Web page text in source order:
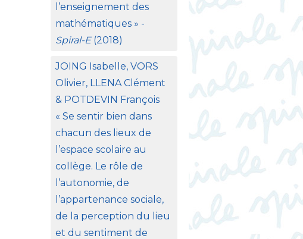
l’enseignement des
mathématiques » -
Spiral-E(2018)
JOING Isabelle,VORS
Olivier, LLENA Clément
& POTDEVIN François
« Se sentir bien dans
chacun des lieux de
l’espace scolaire au
collège. Le rôle de
l’autonomie, de
l’appartenance sociale,
de la perception du lieu
et du sentiment de